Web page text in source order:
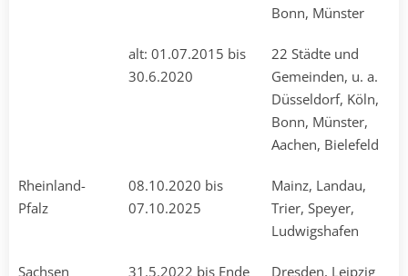
Bonn, Münster
alt: 01.07.2015 bis
30.6.2020
22 Städte und
Gemeinden, u. a.
Düsseldorf, Köln,
Bonn, Münster,
Aachen, Bielefeld
Rheinland-
Pfalz
08.10.2020 bis
07.10.2025
Mainz, Landau,
Trier, Speyer,
Ludwigs­hafen
Sachsen
31.5.2022 bis Ende
Dresden, Leipzig